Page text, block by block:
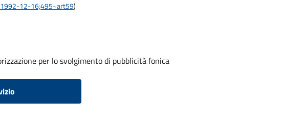
12-16;495~art59)
per lo svolgimento di pubblicità fonica